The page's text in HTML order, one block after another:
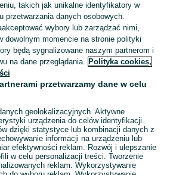
, ubranko do chrztu dla dziewczynki ubranko
Zobacz
takich jak unikalne identyfikatory w
przetwarzania danych osobowych.
wybory lub zarządzać nimi,
dowolnym momencie na stronie polityki
będą sygnalizowane naszym partnerom i
na dane przeglądania. Polityka cookies,
przetwarzamy dane w celu
geolokalizacyjnych. Aktywne
urządzenia do celów identyfikacji.
dzięki statystyce lub kombinacji danych z
informacji na urządzeniu lub
efektywności reklam. Rozwój i ulepszanie
w celu personalizacji treści. Tworzenie
reklam. Wykorzystywanie